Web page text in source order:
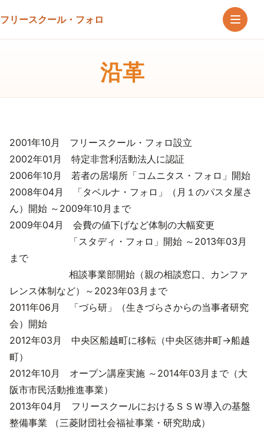
フリースクール・フォロ
沿革
2001年10月 フリースクール・フォロ設立
2002年01月 特定非営利活動法人に認証
2006年10月 若者の居場所「コムニタス・フォロ」開始
2008年04月 「タベルナ・フォロ」（月１のパスタ屋さ
ん）開始 ～2009年10月まで
2009年04月 会費の値下げなど体制の大幅変更
「スタディ・フォロ」開始 ～2013年03月
まで
相談事業部開始（親の相談窓口、カンファ
レンス体制など）～2023年03月まで
2011年06月 「づら研」（生きづらさからの当事者研究
会）開始
2012年03月 中央区船越町に移転（中央区徳井町→船越
町）
2012年10月 オープン講座実施 ～2014年03月まで（大
阪市市民活動推進事業）
2013年04月 フリースクールにおけるＳＳＷ導入の基盤
整備事業 （三菱財団社会福祉事業・研究助成）